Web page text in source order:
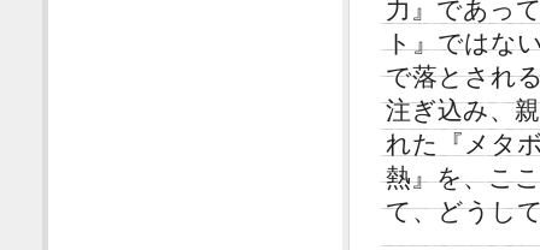
力』であっ
ト』ではな
で落とされ
注ぎ込み、
れた『メタ
熱』を、こ
て、どうし